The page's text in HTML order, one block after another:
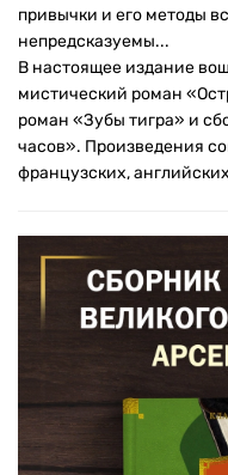
привычки и его методы
непредсказуемы...
В настоящее издание
мистический роман
роман «Зубы тигра» и
часов». Произведения
французских,